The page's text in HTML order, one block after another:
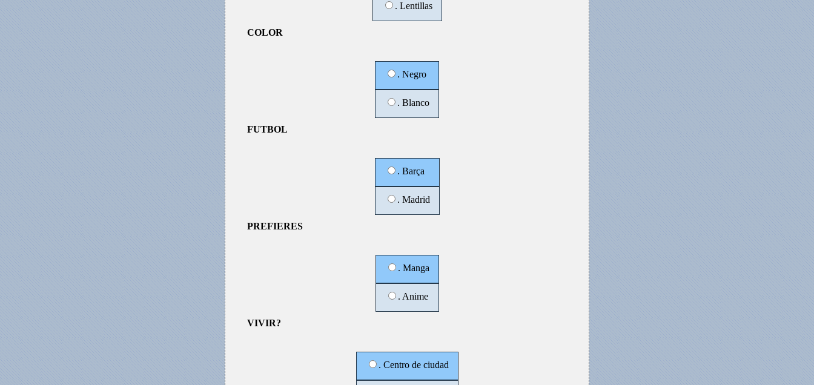
. Lentillas
COLOR
. Negro
. Blanco
FUTBOL
. Barça
. Madrid
PREFIERES
. Manga
. Anime
VIVIR?
. Centro de ciudad